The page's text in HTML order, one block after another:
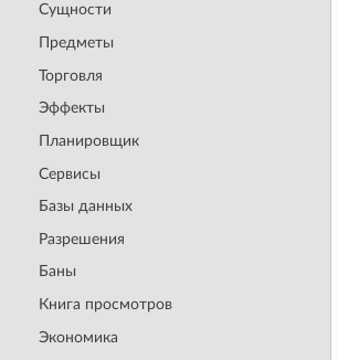
Сущности
Предметы
Торговля
Эффекты
Планировщик
Сервисы
Базы данных
Разрешения
Баны
Книга просмотров
Экономика